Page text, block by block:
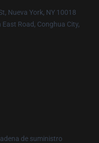
Nueva York, NY 10018
Road, Conghua City,
de suministro